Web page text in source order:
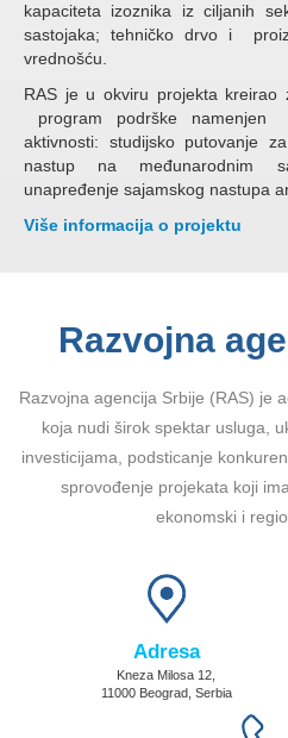
kapaciteta izoznika iz ciljanih
sastojaka; tehničko drvo i
vrednošću.
RAS je u okviru projekta kreirao
program podrške namenjen
aktivnosti: studijsko putovanje
nastup na međunarodnim
unapređenje sajamskog nastupa
Više informacija o projektu
Razvojna
Razvojna agencija Srbije (RAS) je
koja nudi širok spektar usluga,
investicijama, podsticanje
sprovođenje projekata koji
ekonomski i
Adresa
Kneza Milosa 12,
11000 Beograd, Serbia